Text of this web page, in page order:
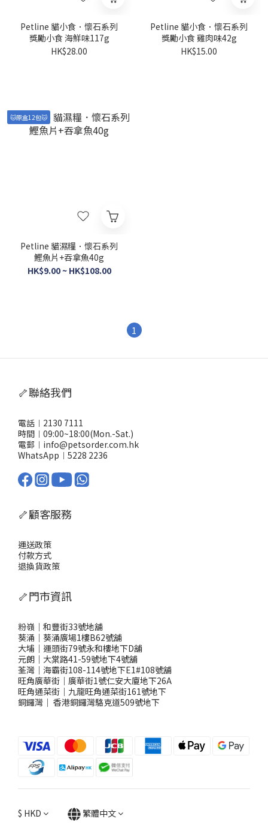
Petline 貓小食．懷石系列
獎勵小食 海鮮味117g
HK$28.00
Petline 貓小食．懷石系列
獎勵小食 雞肉味42g
HK$15.00
🐱原盒12包🐱
Petline 貓濕糧．懷石系列
鰹魚片+吞拿魚40g
HK$9.00 ~ HK$108.00
1
🦴聯絡我們
電話︱2130 7111
時間︱09:00~18:00(Mon.-Sat.)
電郵︱info@petsorder.com.hk
WhatsApp︱ 5228 2236
🦴顧客服務
運送政策
付款方式
退換貨政策
🦴門市資訊
粉嶺｜和豐街33號地舖
葵涌｜葵涌廣場1樓B62號舖
大埔｜運頭街79號永和樓地下D舖
元朗｜大棠路41-59號地下4號舖
荃灣｜海霸街108-114號地下E1#108號舖
旺角廣華街｜廣華街1號仁安大廈地下26A
旺角通菜街｜九龍旺角通菜街161號地下
銅鑼灣 ｜ 香港銅鑼灣駱克道509號地下
$ HKD 繁體中文